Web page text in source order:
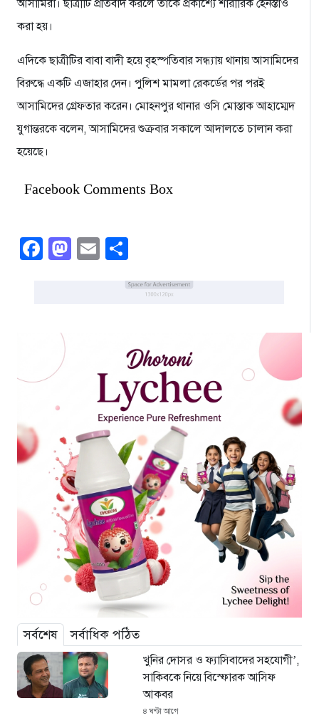
আসামিরা। ছাত্রীটি প্রতিবাদ করলে তাকে প্রকাশ্যে শারীরিক হেনস্তাও
করা হয়।
এদিকে ছাত্রীটির বাবা বাদী হয়ে বৃহস্পতিবার সন্ধ্যায় থানায় আসামিদের
বিরুদ্ধে একটি এজাহার দেন। পুলিশ মামলা রেকর্ডের পর পরই
আসামিদের গ্রেফতার করেন। মোহনপুর থানার ওসি মোস্তাক আহাম্মেদ
যুগান্তরকে বলেন, আসামিদের শুক্রবার সকালে আদালতে চালান করা
হয়েছে।
Facebook Comments Box
Facebook
Mastodon
Email
সর্বশেষ সর্বাধিক পঠিত
খুনির দোসর ও ফ্যাসিবাদের সহযোগী’,
সাকিবকে নিয়ে বিস্ফোরক আসিফ
আকবর
৪ ঘণ্টা আগে